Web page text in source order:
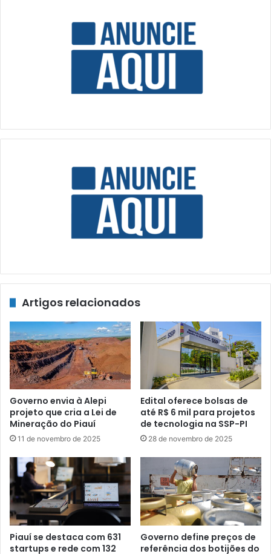
Artigos relacionados
Governo envia à Alepi
projeto que cria a Lei de
Mineração do Piauí
11 de novembro de 2025
Edital oferece bolsas de
até R$ 6 mil para projetos
de tecnologia na SSP-PI
28 de novembro de 2025
Piauí se destaca com 631
startups e rede com 132
Governo define preços de
referência dos botijões do